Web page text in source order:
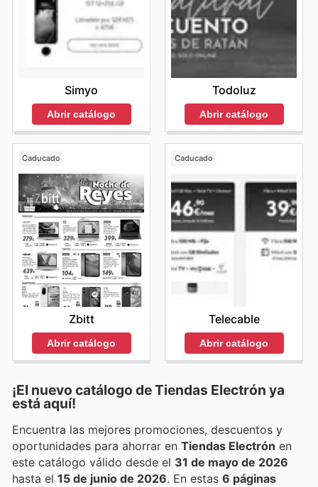
Simyo
Abrir catálogo
Todoluz
Abrir catálogo
Caducado
Zbitt
Abrir catálogo
Caducado
Telecable
Abrir catálogo
¡El nuevo catálogo deTiendas Electrón ya
está aquí!
Encuentra las mejores promociones, descuentos y
oportunidades para ahorrar en Tiendas Electrón en
este catálogo válido desde el 31 de mayo de 2026
hasta el 15 de junio de 2026 . En estas 6 páginas